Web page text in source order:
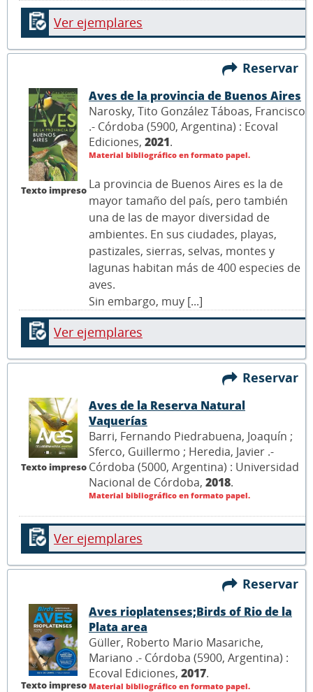
Ver ejemplares
Reservar
Texto impreso
Aves de la provincia de Buenos Aires
Narosky, Tito González Táboas, Francisco
.- Córdoba (5900, Argentina) : Ecoval
Ediciones, 2021.
Material bibliográfico en formato papel.
La provincia de Buenos Aires es la de
mayor tamaño del país, pero también
una de las de mayor diversidad de
ambientes. En sus ciudades, playas,
pastizales, sierras, selvas, montes y
lagunas habitan más de 400 especies de
aves.
Sin embargo, muy [...]
Ver ejemplares
Reservar
Texto impreso
Aves de la Reserva Natural
Vaquerías
Barri, Fernando Piedrabuena, Joaquín ;
Sferco, Guillermo ; Heredia, Javier .-
Córdoba (5000, Argentina) : Universidad
Nacional de Córdoba, 2018.
Material bibliográfico en formato papel.
Ver ejemplares
Reservar
Texto impreso
Aves rioplatenses;Birds of Rio de la
Plata area
Güller, Roberto Mario Masariche,
Mariano .- Córdoba (5900, Argentina) :
Ecoval Ediciones, 2017.
Material bibliográfico en formato papel.